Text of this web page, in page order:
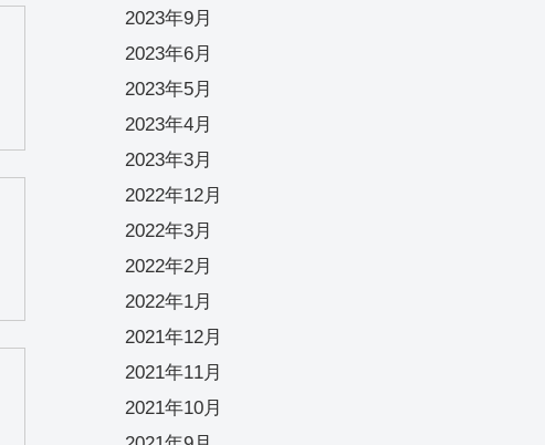
2023年9月
2023年6月
2023年5月
2023年4月
2023年3月
2022年12月
2022年3月
2022年2月
2022年1月
2021年12月
2021年11月
2021年10月